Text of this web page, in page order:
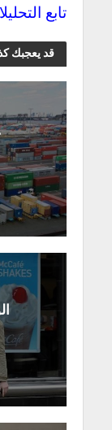
تابع
قد يعجبك